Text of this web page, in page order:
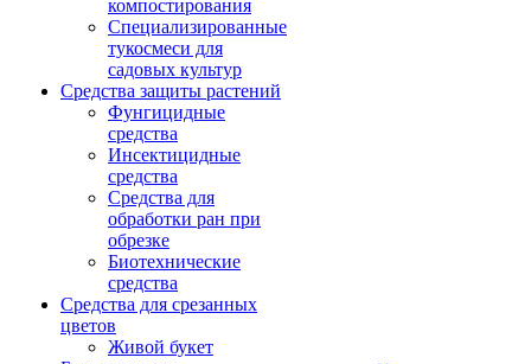
компостирования
Специализированные
тукосмеси для
садовых культур
Средства защиты растений
Фунгицидные
средства
Инсектицидные
средства
Средства для
обработки ран при
обрезке
Биотехнические
средства
Средства для срезанных
цветов
Живой букет